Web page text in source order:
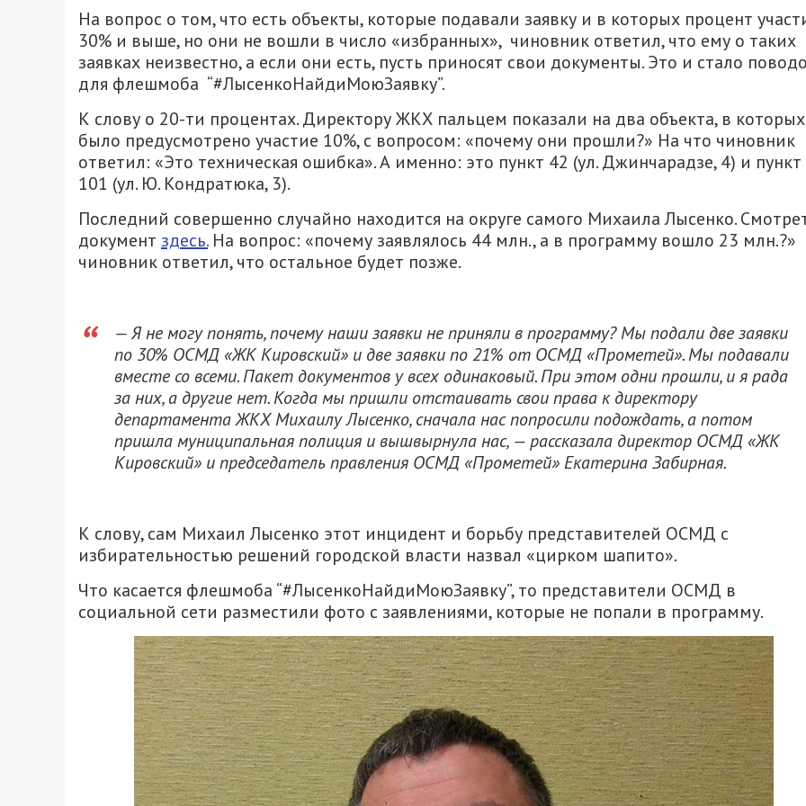
На вопрос о том, что есть объекты, которые подавали заявку и в которых процент
30% и выше, но они не вошли в число «избранных», чиновник ответил, что ему о таких
заявках неизвестно, а если они есть, пусть приносят свои документы. Это и стало
для флешмоба “#ЛысенкоНайдиМоюЗаявку”.
К слову о 20-ти процентах. Директору ЖКХ пальцем показали на два объекта, в которых
было предусмотрено участие 10%, с вопросом: «почему они прошли?» На что чиновник
ответил: «Это техническая ошибка». А именно: это пункт 42 (ул. Джинчарадзе, 4) и пункт
101 (ул. Ю. Кондратюка, 3).
Последний совершенно случайно находится на округе самого Михаила Лысенко.
документ здесь.На вопрос: «почему заявлялось 44 млн., а в программу вошло 23 млн.?»
чиновник ответил, что остальное будет позже.
— Я не могу понять, почему наши заявки не приняли в программу? Мы подали две заявки
по 30% ОСМД «ЖК Кировский» и две заявки по 21% от ОСМД «Прометей». Мы подавали
вместе со всеми. Пакет документов у всех одинаковый. При этом одни прошли, и я рада
за них, а другие нет. Когда мы пришли отстаивать свои права к директору
департамента ЖКХ Михаилу Лысенко, сначала нас попросили подождать, а потом
пришла муниципальная полиция и вышвырнула нас, — рассказала директор ОСМД «ЖК
Кировский» и председатель правления ОСМД «Прометей» Екатерина Забирная.
К слову, сам Михаил Лысенко этот инцидент и борьбу представителей ОСМД с
избирательностью решений городской власти назвал «цирком шапито».
Что касается флешмоба “#ЛысенкоНайдиМоюЗаявку”, то представители ОСМД в
социальной сети разместили фото с заявлениями, которые не попали в программу.